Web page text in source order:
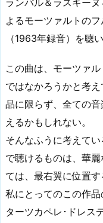
よるモーツァルトの
（1963年録音）を聴
この曲は、モーツァ
ではなかろうかと考
品に限らず、全ての
えるかもしれない。
そんなふうに考えて
で聴けるものは、華
ては、最右翼に位置す
私にとってのこの作
ターツカペレ･ドレス